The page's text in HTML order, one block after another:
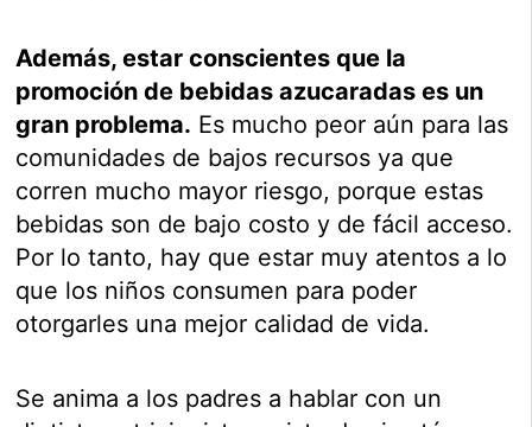
Además, estar conscientes que la
promoción de bebidas azucaradas es un
gran problema. Es mucho peor aún para las
comunidades de bajos recursos ya que
corren mucho mayor riesgo, porque estas
bebidas son de bajo costo y de fácil acceso.
Por lo tanto, hay que estar muy atentos a lo
que los niños consumen para poder
otorgarles una mejor calidad de vida.
Se anima a los padres a hablar con un